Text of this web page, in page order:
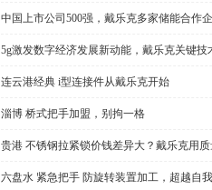
中国上市公司500强，戴乐克多家储能合作
5g激发数字经济发展新动能，戴乐克关键技
连云港经典 i型连接件从戴乐克开始
淄博 桥式把手加盟，别拘一格
贵港 不锈钢拉紧锁价钱差异大？戴乐克用
六盘水 紧急把手 防旋转装置加工，超越自我